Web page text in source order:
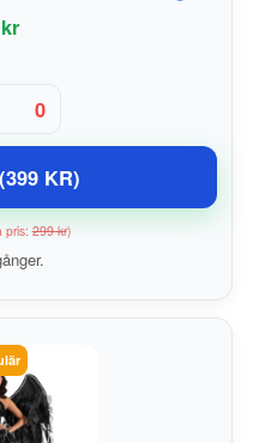
0
KR)
pris:299 kr)